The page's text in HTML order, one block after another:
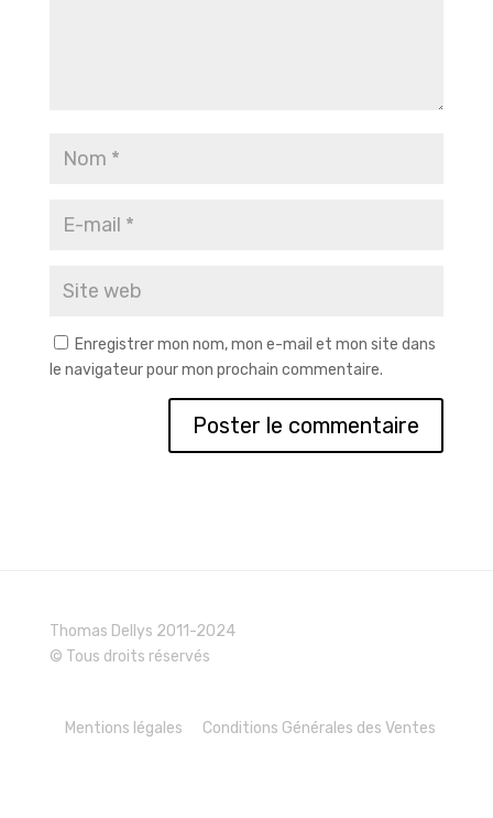
Enregistrer mon nom, mon e-mail et mon site dans
le navigateur pour mon prochain commentaire.
Thomas Dellys 2011-2024
© Tous droits réservés
Mentions légales Conditions Générales des Ventes